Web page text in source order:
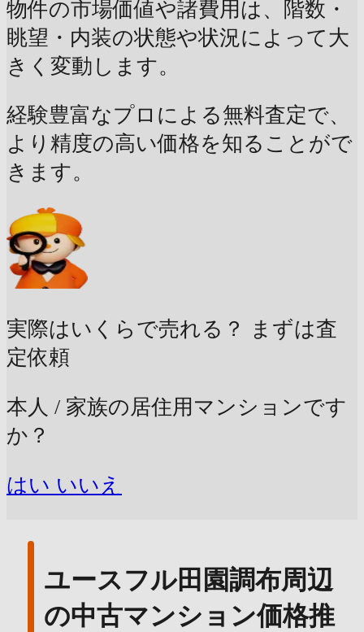
物件の市場価値や諸費用は、階数・
眺望・内装の状態や状況によって大
きく変動します。
経験豊富なプロによる無料査定で、
より精度の高い価格を知ることがで
きます。
実際はいくらで売れる？
まずは査
定依頼
本人 / 家族の居住用マンションです
か？
はい いいえ
ユースフル田園調布周辺
の中古マンション価格推